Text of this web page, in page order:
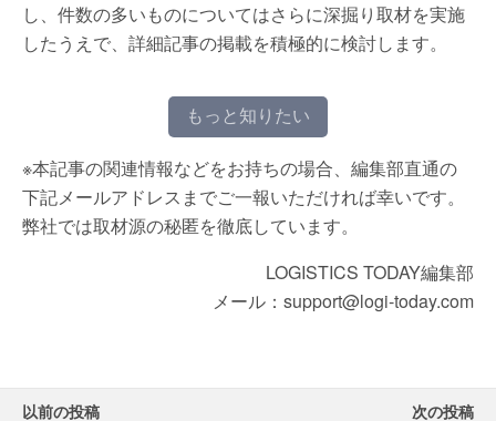
し、件数の多いものについてはさらに深掘り取材を実施
したうえで、詳細記事の掲載を積極的に検討します。
もっと知りたい
※本記事の関連情報などをお持ちの場合、編集部直通の
下記メールアドレスまでご一報いただければ幸いです。
弊社では取材源の秘匿を徹底しています。
LOGISTICS TODAY編集部
メール：support@logi-today.com
以前の投稿 次の投稿